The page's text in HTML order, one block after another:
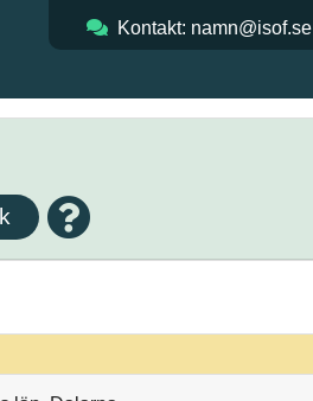
Kontakt: namn@isof.se